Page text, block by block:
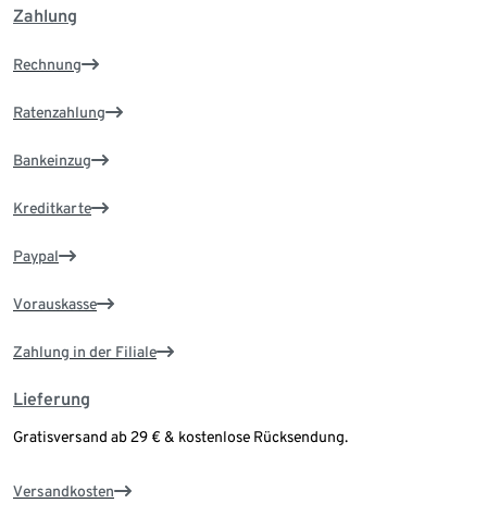
Zahlung
Rechnung
Ratenzahlung
Bankeinzug
Kreditkarte
Paypal
Vorauskasse
Zahlung in der Filiale
Lieferung
Gratisversand ab 29 € & kostenlose Rücksendung.
Versandkosten